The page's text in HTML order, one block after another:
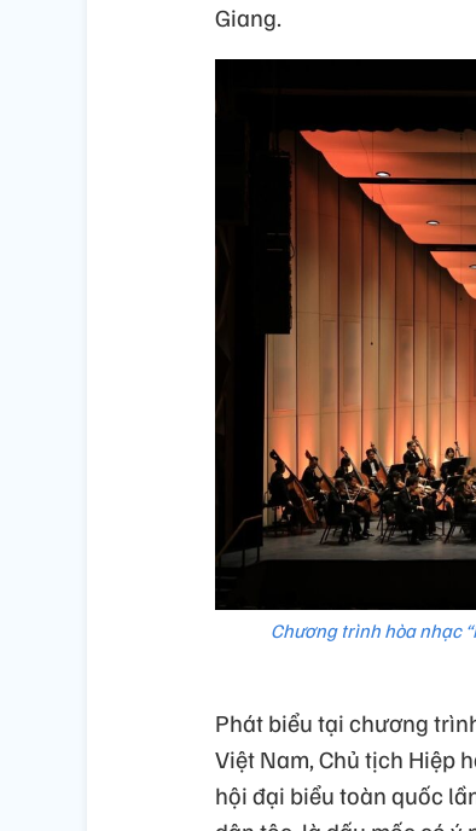
Giang.
Chương trình hòa nhạc
Phát biểu tại chương
Việt Nam, Chủ tịch Hiệp
hội đại biểu toàn quốc